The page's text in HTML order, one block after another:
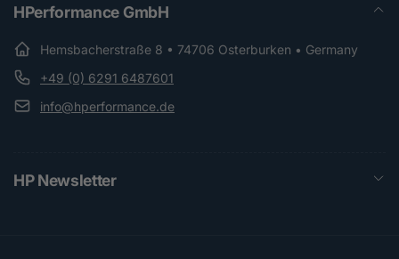
HPerformance GmbH
Hemsbacherstraße 8 • 74706 Osterburken • Germany
+49 (0) 6291 6487601
info@hperformance.de
HP Newsletter